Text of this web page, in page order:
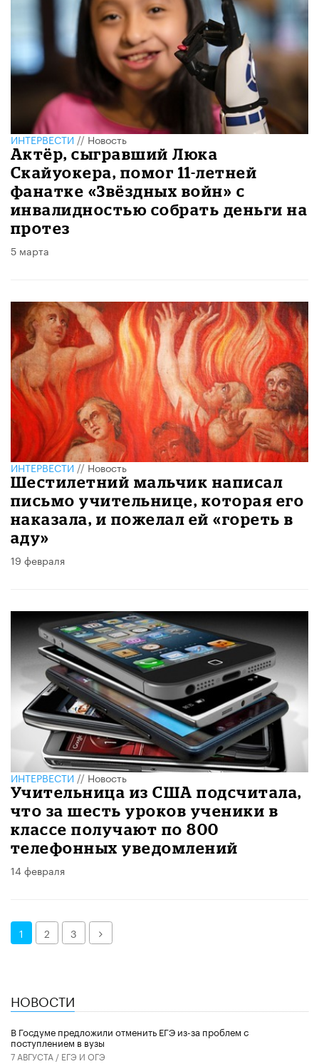
ИНТЕРВЕСТИ//Новость
Актёр, сыгравший Люка
Скайуокера, помог 11-летней
фанатке «Звёздных войн» с
инвалидностью собрать деньги на
протез
5 марта
ИНТЕРВЕСТИ//Новость
Шестилетний мальчик написал
письмо учительнице, которая его
наказала, и пожелал ей «гореть в
аду»
19 февраля
ИНТЕРВЕСТИ//Новость
Учительница из США подсчитала,
что за шесть уроков ученики в
классе получают по 800
телефонных уведомлений
14 февраля
1 2 3 Далее
НОВОСТИ
В Госдуме предложили отменить ЕГЭ из-за проблем с
поступлением в вузы
7 АВГУСТА / ЕГЭ И ОГЭ